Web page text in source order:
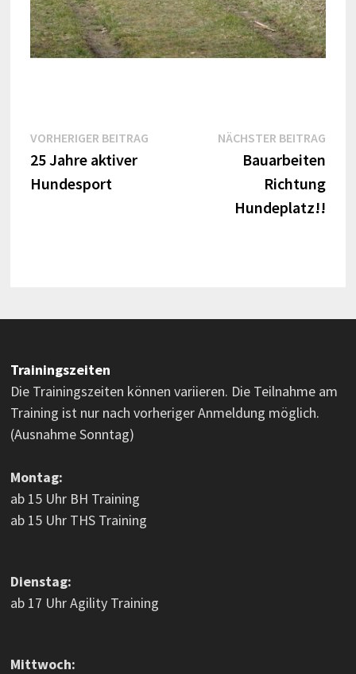
Beitragsnavigation
VORHERIGER BEITRAGVorheriger
25 Jahre aktiver
Hundesport
NÄCHSTER BEITRAG
Bauarbeiten
Richtung
Hundeplatz!!
Trainingszeiten
Die Trainingszeiten können variieren. Die Teilnahme am
Training ist nur nach vorheriger Anmeldung möglich.
(Ausnahme Sonntag)
Montag:
ab 15 Uhr BH Training
ab 15 Uhr THS Training
Dienstag:
ab 17 Uhr Agility Training
Mittwoch: